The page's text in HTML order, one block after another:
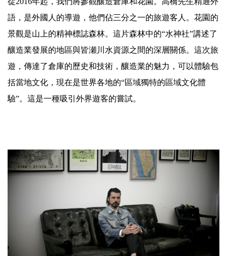
語，是外國人的導遊，他們佔三分之一的旅遊客人。花園的
景觀是山上的精神標誌森林。這片森林中的“水神社”講述了
釀造業發展的地區與皆瀬川水資源之間的深層關係。這次旅
遊，傳達了倉庫的歷史和技術，釀造業的魅力，可以體驗包
括當地文化，現在是世界各地的“區域獨特的區域文化體
驗”。這是一種吸引外界遊客的嘗試。